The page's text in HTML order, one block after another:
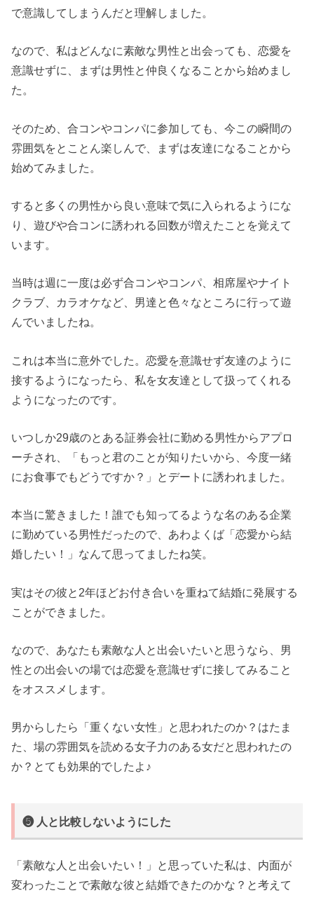
で意識してしまうんだと理解しました。
なので、私はどんなに素敵な男性と出会っても、恋愛を
意識せずに、まずは男性と仲良くなることから始めまし
た。
そのため、合コンやコンパに参加しても、今この瞬間の
雰囲気をとことん楽しんで、まずは友達になることから
始めてみました。
すると多くの男性から良い意味で気に入られるようにな
り、遊びや合コンに誘われる回数が増えたことを覚えて
います。
当時は週に一度は必ず合コンやコンパ、相席屋やナイト
クラブ、カラオケなど、男達と色々なところに行って遊
んでいましたね。
これは本当に意外でした。恋愛を意識せず友達のように
接するようになったら、私を女友達として扱ってくれる
ようになったのです。
いつしか29歳のとある証券会社に勤める男性からアプロ
ーチされ、「もっと君のことが知りたいから、今度一緒
にお食事でもどうですか？」とデートに誘われました。
本当に驚きました！誰でも知ってるような名のある企業
に勤めている男性だったので、あわよくば「恋愛から結
婚したい！」なんて思ってましたね笑。
実はその彼と2年ほどお付き合いを重ねて結婚に発展する
ことができました。
なので、あなたも素敵な人と出会いたいと思うなら、男
性との出会いの場では恋愛を意識せずに接してみること
をオススメします。
男からしたら「重くない女性」と思われたのか？はたま
た、場の雰囲気を読める女子力のある女だと思われたの
か？とても効果的でしたよ♪
❺ 人と比較しないようにした
「素敵な人と出会いたい！」と思っていた私は、内面が
変わったことで素敵な彼と結婚できたのかな？と考えて